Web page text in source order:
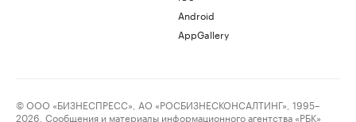
Android
AppGallery
© ООО «БИЗНЕСПРЕСС», АО «РОСБИЗНЕСКОНСАЛТИНГ», 1995–
2026. Сообщения и материалы информационного агентства «РБК»